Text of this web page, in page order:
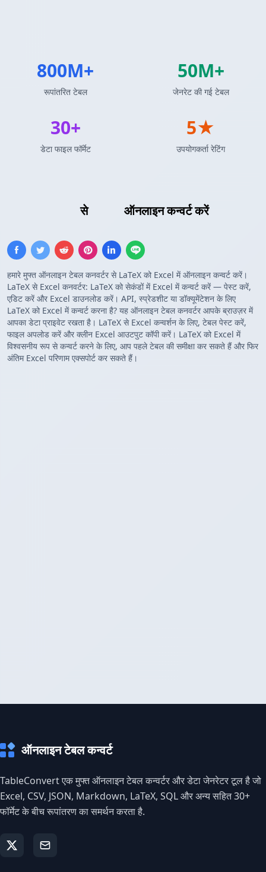
से ऑनलाइन कन्वर्ट करें
हमारे मुफ्त ऑनलाइन टेबल कनवर्टर से LaTeX को Excel में ऑनलाइन कन्वर्ट करें।
LaTeX से Excel कनवर्टर: LaTeX को सेकंडों में Excel में कन्वर्ट करें — पेस्ट करें,
एडिट करें और Excel डाउनलोड करें। API, स्प्रेडशीट या डॉक्यूमेंटेशन के लिए
LaTeX को Excel में कन्वर्ट करना है? यह ऑनलाइन टेबल कनवर्टर आपके ब्राउज़र में
आपका डेटा प्राइवेट रखता है। LaTeX से Excel कन्वर्शन के लिए, टेबल पेस्ट करें,
फाइल अपलोड करें और क्लीन Excel आउटपुट कॉपी करें। LaTeX को Excel में
विश्वसनीय रूप से कन्वर्ट करने के लिए, आप पहले टेबल की समीक्षा कर सकते हैं और फिर
अंतिम Excel परिणाम एक्सपोर्ट कर सकते हैं।
800M+
रूपांतरित टेबल
50M+
जेनरेट की गई टेबल
30+
डेटा फाइल फॉर्मेट
5★
उपयोगकर्ता रेटिंग
ऑनलाइन टेबल कन्वर्ट
TableConvert एक मुफ्त ऑनलाइन टेबल कन्वर्टर और डेटा जेनरेटर टूल है जो
Excel, CSV, JSON, Markdown, LaTeX, SQL और अन्य सहित 30+
फॉर्मेट के बीच रूपांतरण का समर्थन करता है.